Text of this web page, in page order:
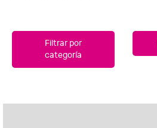
Filtrar por
categoría